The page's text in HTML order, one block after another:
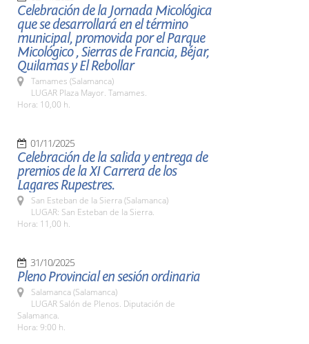
Celebración de la Jornada Micológica
que se desarrollará en el término
municipal, promovida por el Parque
Micológico , Sierras de Francia, Béjar,
Quilamas y El Rebollar
Tamames (Salamanca)
LUGAR Plaza Mayor. Tamames.
Hora: 10,00 h.
01/11/2025
Celebración de la salida y entrega de
premios de la XI Carrera de los
Lagares Rupestres.
San Esteban de la Sierra (Salamanca)
LUGAR: San Esteban de la Sierra.
Hora: 11,00 h.
31/10/2025
Pleno Provincial en sesión ordinaria
Salamanca (Salamanca)
LUGAR Salón de Plenos. Diputación de
Salamanca.
Hora: 9:00 h.